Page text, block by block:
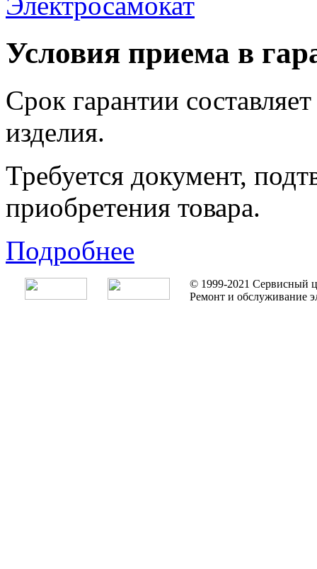
Условия приема в
Срок гарантии
изделия.
Требуется документ,
приобретения товара.
Подробнее
© 1999-2021 Сервисный
Ремонт и обслуживание